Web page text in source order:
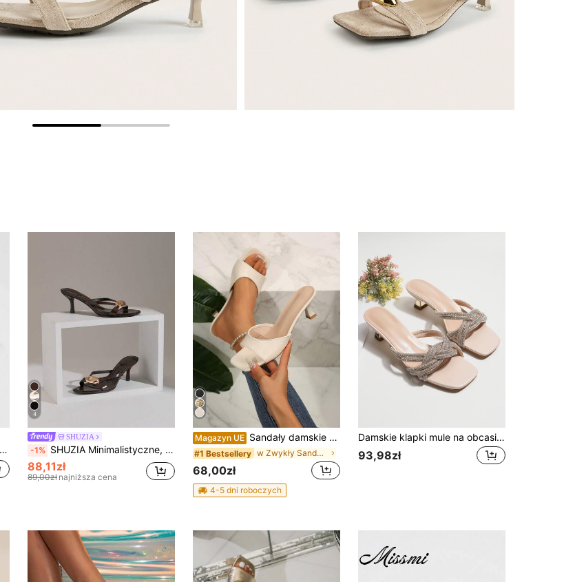
4
SHUZIA
-1% SHUZIA Minimalistyczne, wygodne sandały damskie na obcasie typu kociak z okrągłym noskiem i złotą ozdobą, ze sztucznego zamszu
88,11zł
89,00zł najniższa cena
Magazyn UE Sandały damskie na wysokim obcasie typu kitten heel, kwadratowy nosek, odkryte palce, jednolity kolor, brokatowa cholewka, styl boho, letnie, chłodne, 1 para (rozmiar większy o pół numeru)
#1 Bestsellery w Zwykły Sandały damskie na obcasie
68,00zł
4-5 dni roboczych
Damskie klapki mule na obcasie w kształcie piramidy z dekoracją z cyrkonii, błyszczące sandały na obcasie na imprezę, wiosenno-letnie stylizacje, obcas typu kitten heel
93,98zł